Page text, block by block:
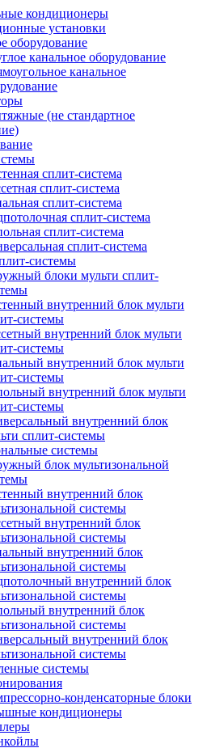
кондиционеры
установки
оборудование
канальное оборудование
канальное
(не стандартное
сплит-система
сплит-система
сплит-система
сплит-система
сплит-система
сплит-система
системы
блоки мульти сплит-
внутренний блок мульти
системы
внутренний блок мульти
системы
внутренний блок мульти
системы
внутренний блок мульти
системы
внутренний блок
сплит-системы
системы
блок мультизональной
внутренний блок
системы
внутренний блок
системы
внутренний блок
системы
внутренний блок
системы
внутренний блок
системы
внутренний блок
системы
системы
конденсаторные блоки
кондиционеры